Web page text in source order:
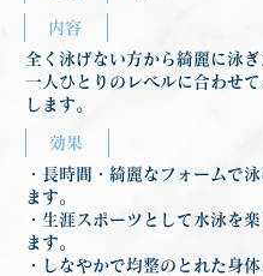
内容
全く泳げない方から綺麗に泳ぎ
一人ひとりのレベルに合わせ
します。
効果
・長時間・綺麗なフォームで
ます。
・生涯スポーツとして水泳を
ます。
・しなやかで均整のとれた身体